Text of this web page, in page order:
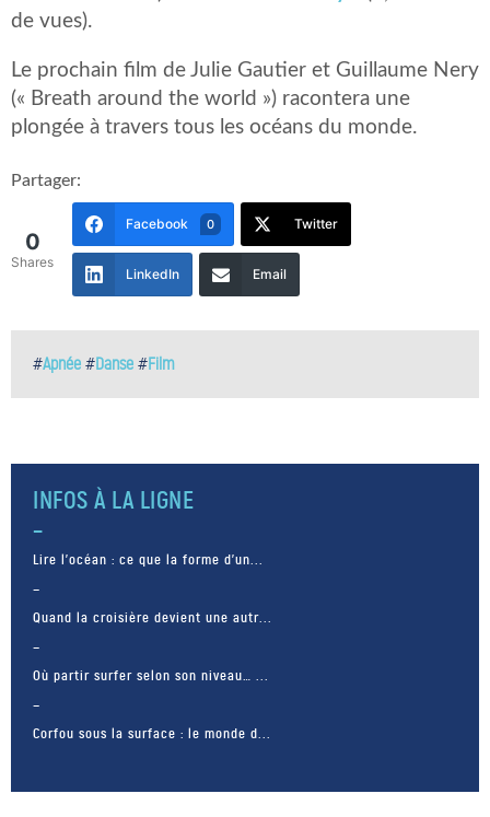
de vues).
Le prochain film de Julie Gautier et Guillaume Nery
(« Breath around the world ») racontera une
plongée à travers tous les océans du monde.
Partager:
0
Shares
Facebook 0 Twitter
LinkedIn Email
#Apnée #Danse #Film
INFOS À LA LIGNE
Lire l’océan : ce que la forme d’un...
Quand la croisière devient une autr...
Où partir surfer selon son niveau… ...
Corfou sous la surface : le monde d...